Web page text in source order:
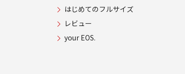
はじめてのフルサイズ
レビュー
your EOS.